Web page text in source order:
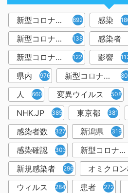
新型コロナウイルス 6921 感染
新型コロナウィルス 1382 感染者
新型コロナウイルス感染症 1226 影響
県内 976 新型コロナウイルス感染
人 660 変異ウイルス 508
NHK.JP 385 東京都 381
感染者数 327 新潟県 319
感染確認 303 新型コロナウィルス感染症
新規感染者 296 オミクロ
ウィルス 284 患者 272